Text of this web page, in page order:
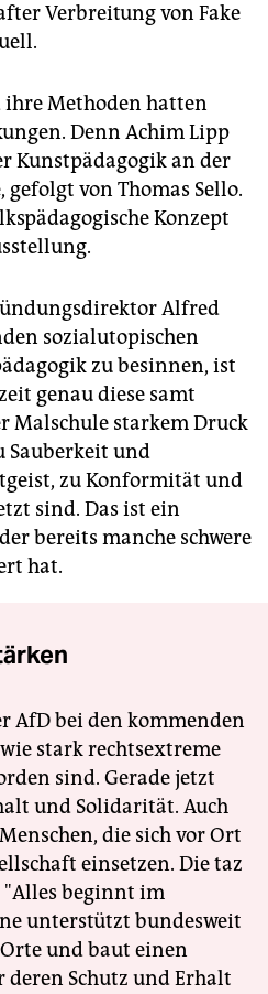
Verbreitung von Fake
ihre Methoden hatten
Denn Achim Lipp
Kunstpädagogik an der
von Thomas Sello.
Konzept
Alfred
sozial­utopischen
zu besinnen, ist
genau diese samt
starkem Druck
Sauberkeit und
zu Konformität und
sind. Das ist ein
bereits manche schwere
hat.
AfD bei den kommenden
stark rechtsextreme
sind. Gerade jetzt
und Solidarität. Auch
die sich vor Ort
einsetzen. Die taz
beginnt im
unterstützt bundesweit
und baut einen
deren Schutz und Erhalt